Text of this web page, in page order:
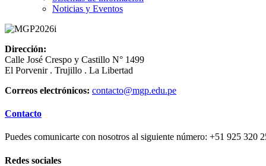
Noticias y Eventos
Dirección:
Calle José Crespo y Castillo N° 1499
El Porvenir . Trujillo . La Libertad
Correos electrónicos: contacto@mgp.edu.pe
Contacto
Puedes comunicarte con nosotros al siguiente número: +51 925 320
Redes sociales